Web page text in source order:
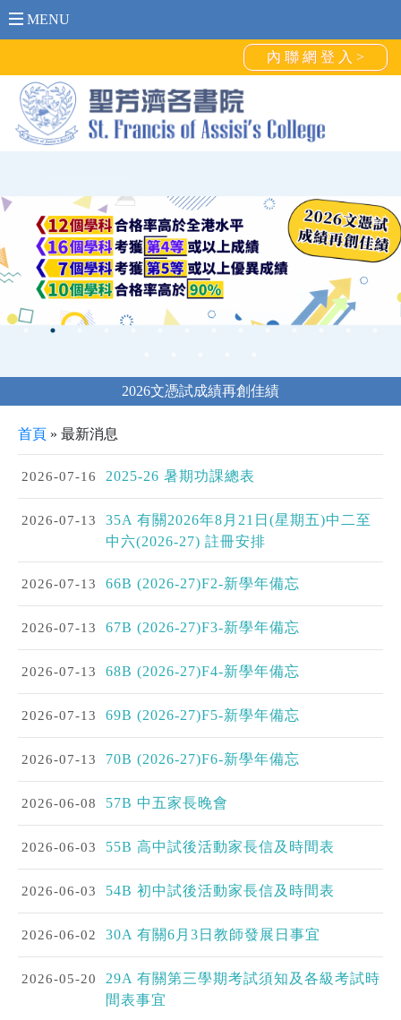
MENU
內 聯 網 登 入 >
2026文憑試成績再創佳績
首頁 » 最新消息
2026-07-16 2025-26 暑期功課總表
2026-07-13
35A 有關2026年8月21日(星期五)中二至
中六(2026-27) 註冊安排
2026-07-13 66B (2026-27)F2-新學年備忘
2026-07-13 67B (2026-27)F3-新學年備忘
2026-07-13 68B (2026-27)F4-新學年備忘
2026-07-13 69B (2026-27)F5-新學年備忘
2026-07-13 70B (2026-27)F6-新學年備忘
2026-06-08 57B 中五家長晚會
2026-06-03 55B 高中試後活動家長信及時間表
2026-06-03 54B 初中試後活動家長信及時間表
2026-06-02 30A 有關6月3日教師發展日事宜
2026-05-20
29A 有關第三學期考試須知及各級考試時
間表事宜